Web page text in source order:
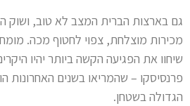
גם בארצות הברית המצב לא טוב, ושוק
מכירות מוצלחת, צפוי לחטוף מכה.
שיחוו את הפגיעה הקשה ביותר יהיו
פרנסיסקו – שהמריאו בשנים האחרונות
הגדולה בשטחן.